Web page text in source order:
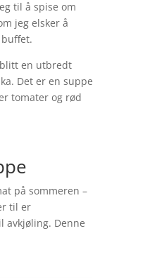
til å spise om
jeg elsker å
blitt en utbredt
Det er en suppe
tomater og rød
på sommeren –
til er
avkjøling. Denne